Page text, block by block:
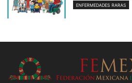
ENFERMEDADES RARAS